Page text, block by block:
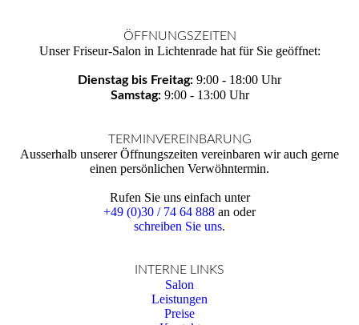
ÖFFNUNGSZEITEN
Unser Friseur-Salon in Lichtenrade hat für Sie geöffnet:
Dienstag bis Freitag: 9:00 - 18:00 Uhr
Samstag: 9:00 - 13:00 Uhr
TERMINVEREINBARUNG
Ausserhalb unserer Öffnungs­zeiten vereinbaren wir auch gerne
einen persönlichen Verwöhn­termin.
Rufen Sie uns einfach unter
+49 (0)30 / 74 64 888 an oder
schreiben Sie uns.
INTERNE LINKS
Salon
Leistungen
Preise